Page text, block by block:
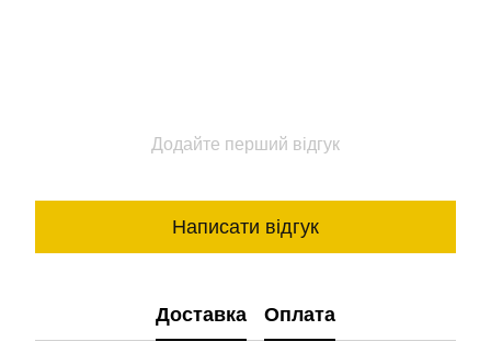
Додайте перший відгук
Написати відгук
Доставка Оплата